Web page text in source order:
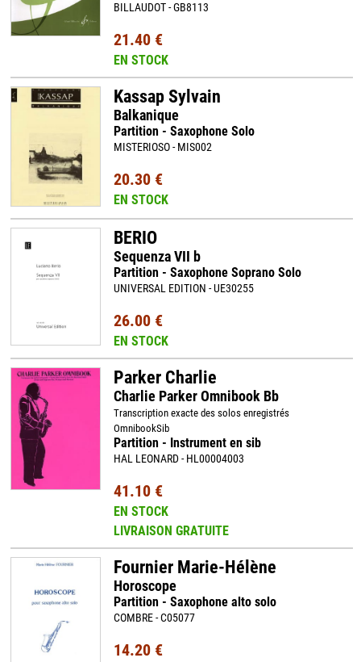
BILLAUDOT - GB8113
21.40 €
EN STOCK
Kassap Sylvain
Balkanique
Partition - Saxophone Solo
MISTERIOSO - MIS002
20.30 €
EN STOCK
BERIO
Sequenza VII b
Partition - Saxophone Soprano Solo
UNIVERSAL EDITION - UE30255
26.00 €
EN STOCK
Parker Charlie
Charlie Parker Omnibook Bb
Transcription exacte des solos enregistrés
OmnibookSib
Partition - Instrument en sib
HAL LEONARD - HL00004003
41.10 €
EN STOCK
LIVRAISON GRATUITE
Fournier Marie-Hélène
Horoscope
Partition - Saxophone alto solo
COMBRE - C05077
14.20 €